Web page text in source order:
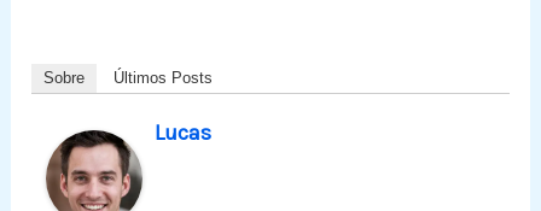
Sobre Últimos Posts
Lucas